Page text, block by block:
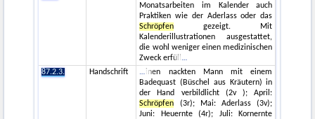
Monatsarbeiten im Kalender auch
Praktiken wie der Aderlass oder das
Schröpfen gezeigt. Mit
Kalenderillustrationen ausgestattet,
die wohl weniger einen medizinischen
Zweck erfüll
87.2.3.
Handschrift
inen nackten Mann mit einem
Badequast (Büschel aus Kräutern) in
der Hand verbildlicht (2v ); April:
Schröpfen (3r); Mai: Aderlass (3v);
Juni: Heuernte (4r); Juli: Kornernte